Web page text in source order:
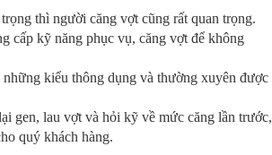
thì người căng vợt cũng rất quan trọng.
cấp kỹ năng phục vụ, căng vợt để không
kiểu thông dụng và thường xuyên được
gen, lau vợt và hỏi kỹ về mức căng lần trước,
quý khách hàng.